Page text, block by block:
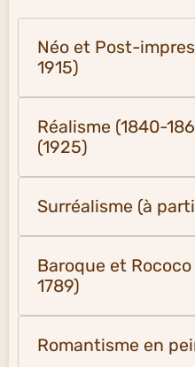
Néo et Post-
1915)
Réalisme (1840-
(1925)
Surréalisme (à
Baroque et
1789)
Romantisme en